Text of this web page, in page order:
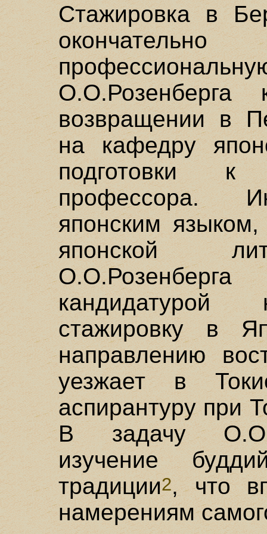
Стажировка в
О.О.Розенберга
возвращении в
на кафедру
подготовки к
профессора.
японским
японской
кандидатурой
стажировку в
направлению
уезжает в
аспирантуру при
В задачу
изучение
традиции2, что
намерениям